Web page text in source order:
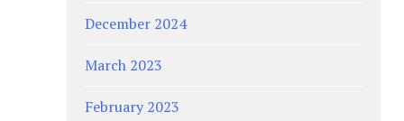
December 2024
March 2023
February 2023